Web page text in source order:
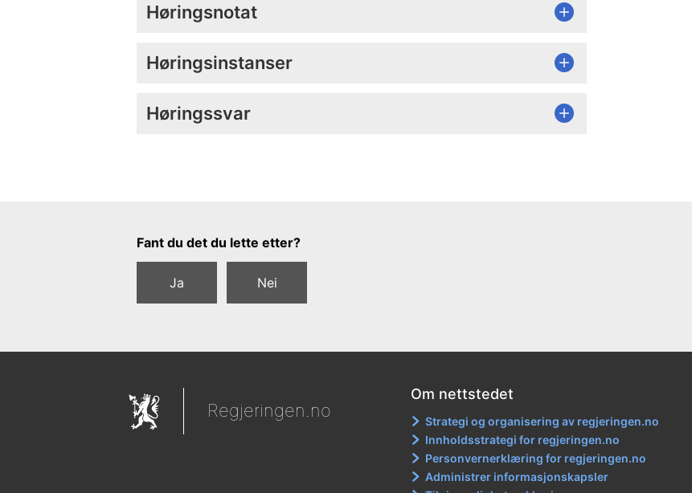
Høringsnotat
Høringsinstanser
Høringssvar
Tilbakemeldingsskjema
Fant du det du lette etter?
Ja Nei
Regjeringen.no
Om nettstedet
Strategi og organisering av regjeringen.no
Innholdsstrategi for regjeringen.no
Personvernerklæring for regjeringen.no
Administrer informasjonskapsler